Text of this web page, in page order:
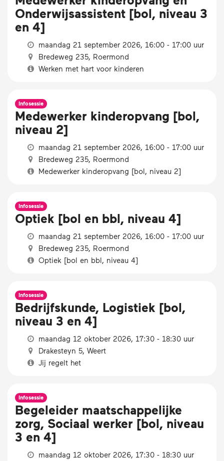
Onderwijsassistent [bol, niveau 3
en 4]
maandag 21 september 2026, 16:00 - 17:00 uur
Bredeweg 235, Roermond
Werken met hart voor kinderen
Infosessie
Medewerker kinderopvang [bol,
niveau 2]
maandag 21 september 2026, 16:00 - 17:00 uur
Bredeweg 235, Roermond
Medewerker kinderopvang [bol, niveau 2]
Infosessie
Optiek [bol en bbl, niveau 4]
maandag 21 september 2026, 16:00 - 17:00 uur
Bredeweg 235, Roermond
Optiek [bol en bbl, niveau 4]
Infosessie
Bedrijfskunde, Logistiek [bol,
niveau 3 en 4]
maandag 12 oktober 2026, 17:30 - 18:30 uur
Drakesteyn 5, Weert
Jij regelt het
Infosessie
Begeleider maatschappelijke
zorg, Sociaal werker [bol, niveau
3 en 4]
maandag 12 oktober 2026, 17:30 - 18:30 uur